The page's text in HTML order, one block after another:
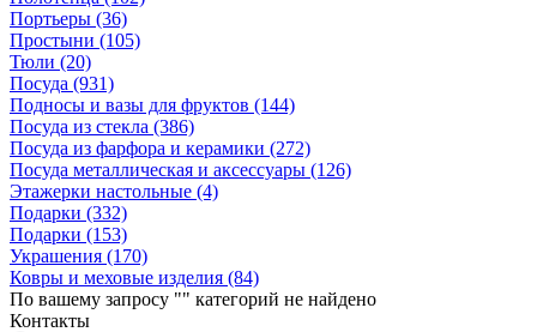
Портьеры (36)
Простыни (105)
Тюли (20)
Посуда (931)
Подносы и вазы для фруктов (144)
Посуда из стекла (386)
Посуда из фарфора и керамики (272)
Посуда металлическая и аксессуары (126)
Этажерки настольные (4)
Подарки (332)
Подарки (153)
Украшения (170)
Ковры и меховые изделия (84)
По вашему запросу "" категорий не найдено
Контакты